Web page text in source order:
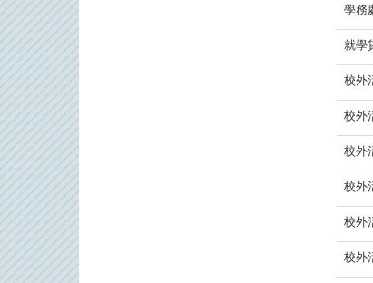
學務
就學
校外
校外
校外
校外
校外
校外